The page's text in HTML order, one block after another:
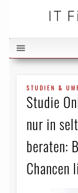
STUDIEN &
Studie
nur in
beraten:
Chancen